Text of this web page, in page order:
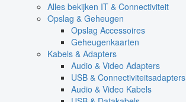
Alles bekijken IT & Connectiviteit
Opslag & Geheugen
Opslag Accessoires
Geheugenkaarten
Kabels & Adapters
Audio & Video Adapters
USB & Connectiviteitsadapters
Audio & Video Kabels